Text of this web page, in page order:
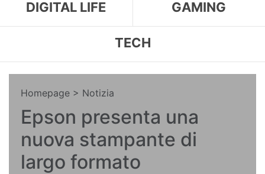
DIGITAL LIFE GAMING
TECH
Homepage > Notizia
Epson presenta una
nuova stampante di
largo formato